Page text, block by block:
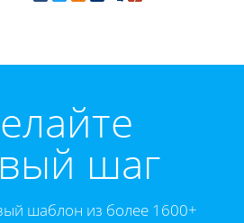
шаг
шаблон из более 1600+